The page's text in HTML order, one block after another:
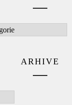
ARHIVE